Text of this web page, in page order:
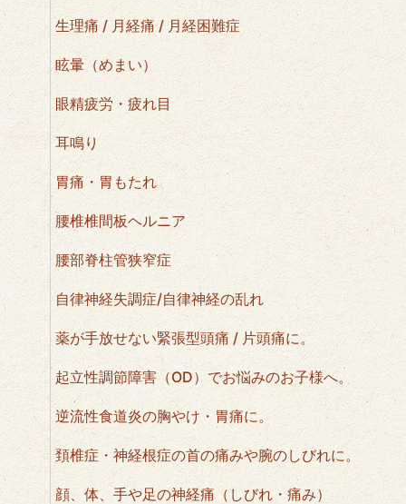
生理痛 / 月経痛 / 月経困難症
眩暈（めまい）
眼精疲労・疲れ目
耳鳴り
胃痛・胃もたれ
腰椎椎間板ヘルニア
腰部脊柱管狭窄症
自律神経失調症/自律神経の乱れ
薬が手放せない緊張型頭痛 / 片頭痛に。
起立性調節障害（OD）でお悩みのお子様へ。
逆流性食道炎の胸やけ・胃痛に。
頚椎症・神経根症の首の痛みや腕のしびれに。
顔、体、手や足の神経痛（しびれ・痛み）